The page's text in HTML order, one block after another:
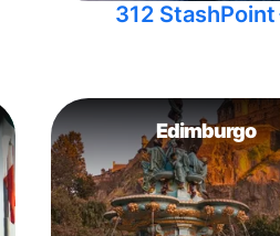
312 StashPoint
Edimburgo